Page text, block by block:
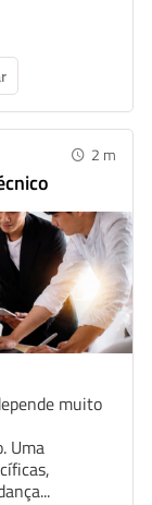
2 m
muito
Uma